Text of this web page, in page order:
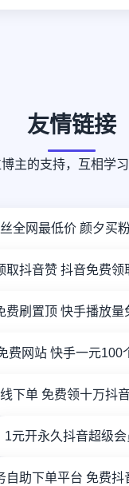
友情链接
主的支持，互相学
全网最低价 颜夕买
取抖音赞 抖音免费领
费刷置顶 快手播放量
费网站 快手一元100
下单 免费领十万抖
1元开永久抖音超级会
自助下单平台 免费抖